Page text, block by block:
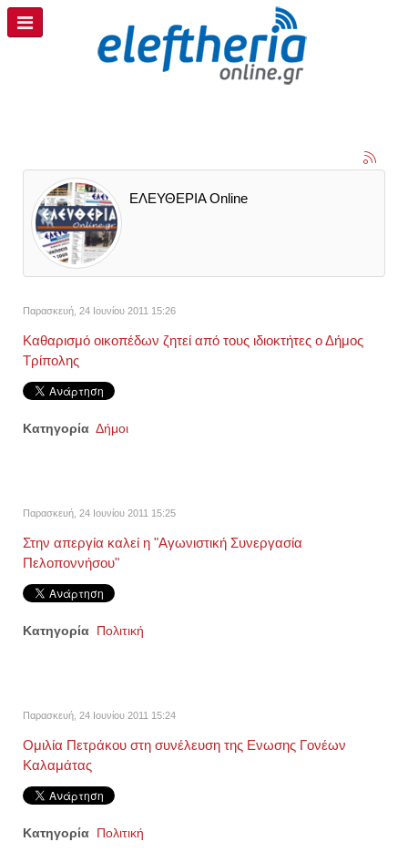
ΕΛΕΥΘΕΡΙΑ Online
Παρασκευή, 24 Ιουνίου 2011 15:26
Καθαρισμό οικοπέδων ζητεί από τους ιδιοκτήτες ο Δήμος
Τρίπολης
Κατηγορία Δήμοι
Παρασκευή, 24 Ιουνίου 2011 15:25
Στην απεργία καλεί η "Αγωνιστική Συνεργασία
Πελοποννήσου"
Κατηγορία Πολιτική
Παρασκευή, 24 Ιουνίου 2011 15:24
Ομιλία Πετράκου στη συνέλευση της Ενωσης Γονέων
Καλαμάτας
Κατηγορία Πολιτική